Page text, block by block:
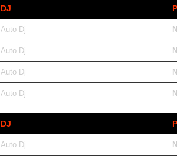
DJ
Auto Dj
Auto Dj
Auto Dj
Auto Dj
DJ
Auto Dj